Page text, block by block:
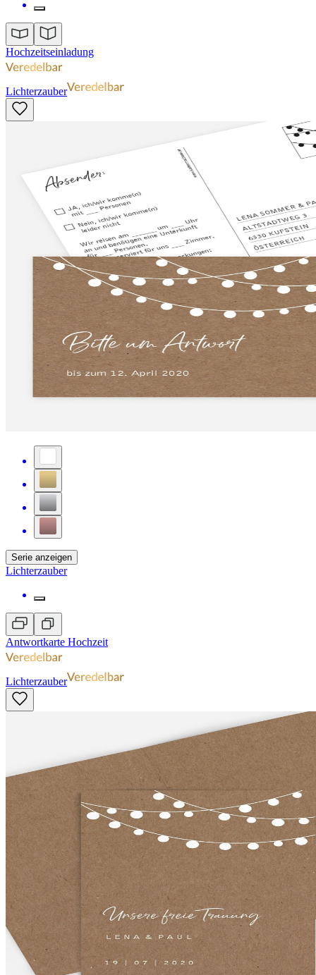
Hochzeitseinladung
Lichterzauber
Serie anzeigen
Lichterzauber
Antwortkarte Hochzeit
Lichterzauber